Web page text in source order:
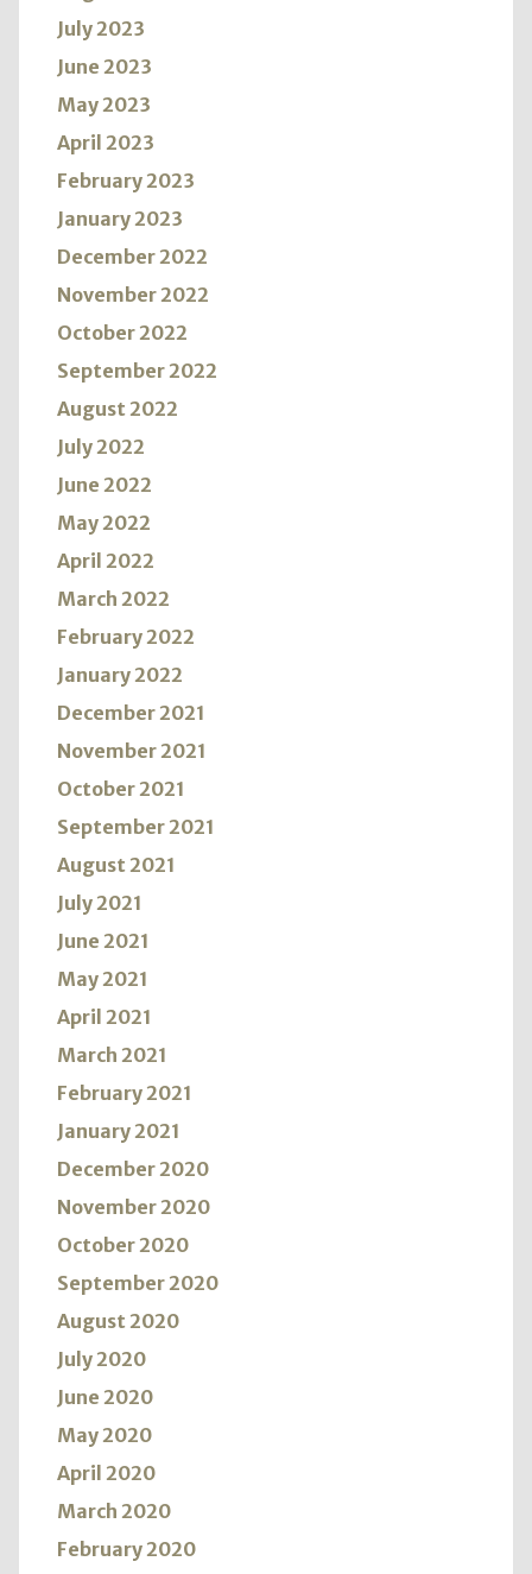
July 2023
June 2023
May 2023
April 2023
February 2023
January 2023
December 2022
November 2022
October 2022
September 2022
August 2022
July 2022
June 2022
May 2022
April 2022
March 2022
February 2022
January 2022
December 2021
November 2021
October 2021
September 2021
August 2021
July 2021
June 2021
May 2021
April 2021
March 2021
February 2021
January 2021
December 2020
November 2020
October 2020
September 2020
August 2020
July 2020
June 2020
May 2020
April 2020
March 2020
February 2020